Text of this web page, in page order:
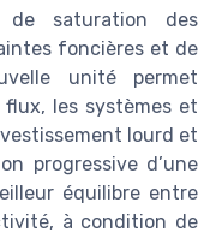
saturation des
foncières et de
unité permet
flux, les systèmes et
lourd et
progressive d’une
équilibre entre
à condition de